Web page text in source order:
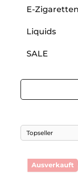
E-Zigaretten
Liquids
SALE
Ausverkauft